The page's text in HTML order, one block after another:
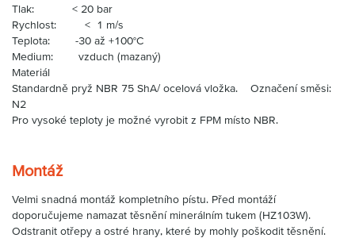
Tlak: < 20 bar
Rychlost: < 1 m/s
Teplota: -30 až +100°C
Medium: vzduch (mazaný)
Materiál
Standardně pryž NBR 75 ShA/ ocelová vložka. Označení směsi:
N2
Pro vysoké teploty je možné vyrobit z FPM místo NBR.
Montáž
Velmi snadná montáž kompletního pístu. Před montáží
doporučujeme namazat těsnění minerálním tukem (HZ103W).
Odstranit otřepy a ostré hrany, které by mohly poškodit těsnění.